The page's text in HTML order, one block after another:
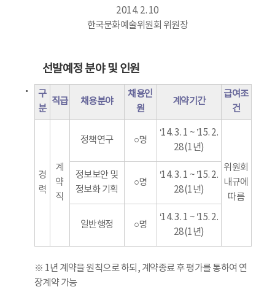
2014. 2. 10
한국문화예술위원회 위원장
선발예정 분야 및 인원
구
분
직급 채용분야
채용인
원
계약기간
급여조
건
경
력
계
약
직
정책연구 ○명
‘14. 3. 1 ~ ’15. 2.
28(1년)
위원회
내규에
따름
정보보안 및
정보화 기획
○명
‘14. 3. 1 ~ ’15. 2.
28(1년)
일반행정 ○명
‘14. 3. 1 ~ ’15. 2.
28(1년)
※ 1년 계약을 원칙으로 하되, 계약종료 후 평가를 통하여 연
장계약 가능